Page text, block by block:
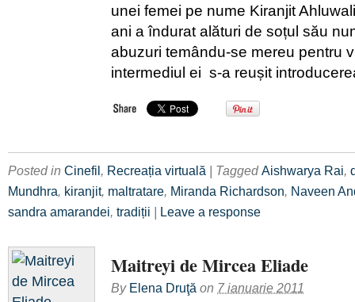
unei femei pe nume Kiranjit
ani a îndurat alături de soțul său
abuzuri temându-se mereu pentru
intermediul ei s-a reușit
Posted in Cinefil, Recreația virtuală | TaggedAishwarya Rai,
Mundhra, kiranjit, maltratare, Miranda Richardson, Naveen
sandra amarandei, tradiții | Leave a response
Maitreyi de Mircea Eliade
By Elena Druţă on 7 ianuarie 2011